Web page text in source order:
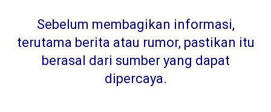
Sebelum membagikan informasi,
terutama berita atau rumor, pastikan itu
berasal dari sumber yang dapat
dipercaya.